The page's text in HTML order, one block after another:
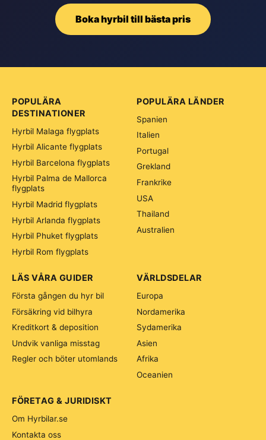
Boka hyrbil till bästa pris
POPULÄRA
DESTINATIONER
Hyrbil Malaga flygplats
Hyrbil Alicante flygplats
Hyrbil Barcelona flygplats
Hyrbil Palma de Mallorca
flygplats
Hyrbil Madrid flygplats
Hyrbil Arlanda flygplats
Hyrbil Phuket flygplats
Hyrbil Rom flygplats
POPULÄRA LÄNDER
Spanien
Italien
Portugal
Grekland
Frankrike
USA
Thailand
Australien
VÄRLDSDELAR
Europa
Nordamerika
Sydamerika
Asien
Afrika
Oceanien
LÄS VÅRA GUIDER
Första gången du hyr bil
Försäkring vid bilhyra
Kreditkort & deposition
Undvik vanliga misstag
Regler och böter utomlands
FÖRETAG & JURIDISKT
Om Hyrbilar.se
Kontakta oss